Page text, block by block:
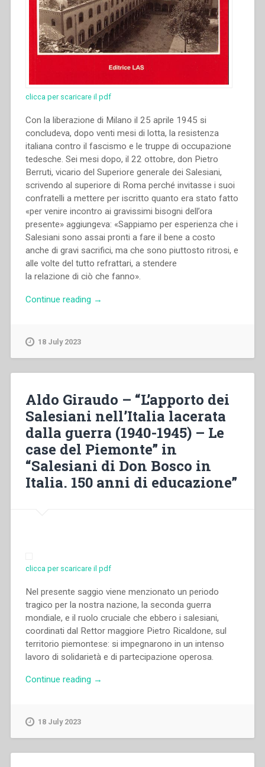
clicca per scaricare il pdf
Con la liberazione di Milano il 25 aprile 1945 si
concludeva, dopo venti mesi di lotta, la resistenza
italiana contro il fascismo e le truppe di occupazione
tedesche. Sei mesi dopo, il 22 ottobre, don Pietro
Berruti, vicario del Superiore generale dei Salesiani,
scrivendo al superiore di Roma perché invitasse i suoi
confratelli a mettere per iscritto quanto era stato fatto
«per venire incontro ai gravissimi bisogni dell’ora
presente» aggiungeva: «Sappiamo per esperienza che i
Salesiani sono assai pronti a fare il bene a costo
anche di gravi sacrifici, ma che sono piuttosto ritrosi, e
alle volte del tutto refrattari, a stendere
la relazione di ciò che fanno».
Continue reading “Francesco
25
aprile
1945:
appuntamento
dai
Salesiani”
→
18 July 2023
Aldo Giraudo – “L’apporto dei
Salesiani nell’Italia lacerata
dalla guerra (1940-1945) – Le
case del Piemonte” in
“Salesiani di Don Bosco in
Italia. 150 anni di educazione”
clicca per scaricare il pdf
Nel presente saggio viene menzionato un periodo
tragico per la nostra nazione, la seconda guerra
mondiale, e il ruolo cruciale che ebbero i salesiani,
coordinati dal Rettor maggiore Pietro Ricaldone, sul
territorio piemontese: si impegnarono in un intenso
lavoro di solidarietà e di partecipazione operosa.
Continue reading “Aldo
→
18 July 2023